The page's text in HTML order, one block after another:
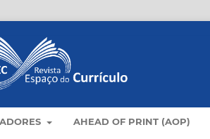
AHEAD OF PRINT (AOP)